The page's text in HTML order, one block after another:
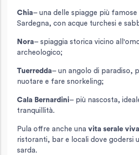
Chia– una delle spiagge più famose
Sardegna, con acque turchesi e
Nora– spiaggia storica vicino
archeologico;
Tuerredda– un angolo di paradiso,
nuotare e fare snorkeling;
Cala Bernardini– più nascosta,
tranquillità.
Pula offre anche una vita serale
ristoranti, bar e locali dove godersi
sarda.